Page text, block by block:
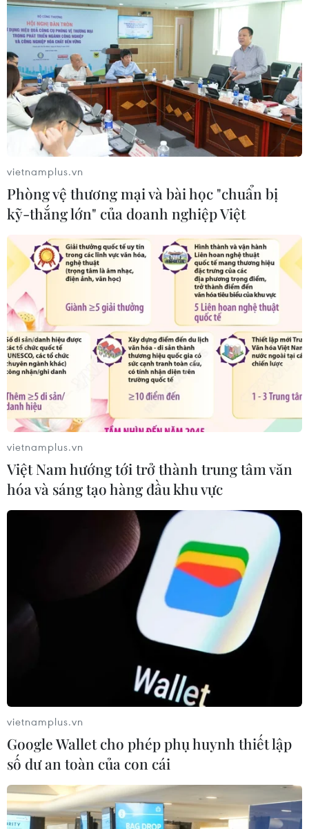
Quy hoạch tổng thể quốc gia
08/10/2022 11:07
Buổi sáng của ngày làm việc thứ sáu, Ban Chấp hành
Trung ương Đảng làm việc tại Hội trường thảo luận Đề
án định hướng Quy hoạch tổng thể quốc gia thời kỳ
2021-2030, tầm nhìn đến năm 2050.
Quy hoạch tổng thể quốc gia là việc có ý
nghĩa chiến lược
13/10/2022 07:23
Theo Nguyên Bí thư Tỉnh ủy Yên Bái, trong 5 nội dung
thảo luận ở Hội nghị TW 6, nội dung về định hướng
Quy hoạch tổng thể quốc gia thời kỳ 2021-2030, tầm
nhìn đến năm 2050, có ý nghĩa quan trọng.
'Với sự lãnh đạo của Đảng, đất nước sẽ
phát triển nhanh, bền vững'
14/10/2022 03:31
Theo dõi Hội nghị TW 6, khóa XIII, cán bộ, đảng viên,
vietnamplus.vn
Phòng vệ thương mại và bài học "chuẩn bị
kỹ-thắng lớn" của doanh nghiệp Việt
vietnamplus.vn
Việt Nam hướng tới trở thành trung tâm văn
hóa và sáng tạo hàng đầu khu vực
vietnamplus.vn
Google Wallet cho phép phụ huynh thiết lập
số dư an toàn của con cái